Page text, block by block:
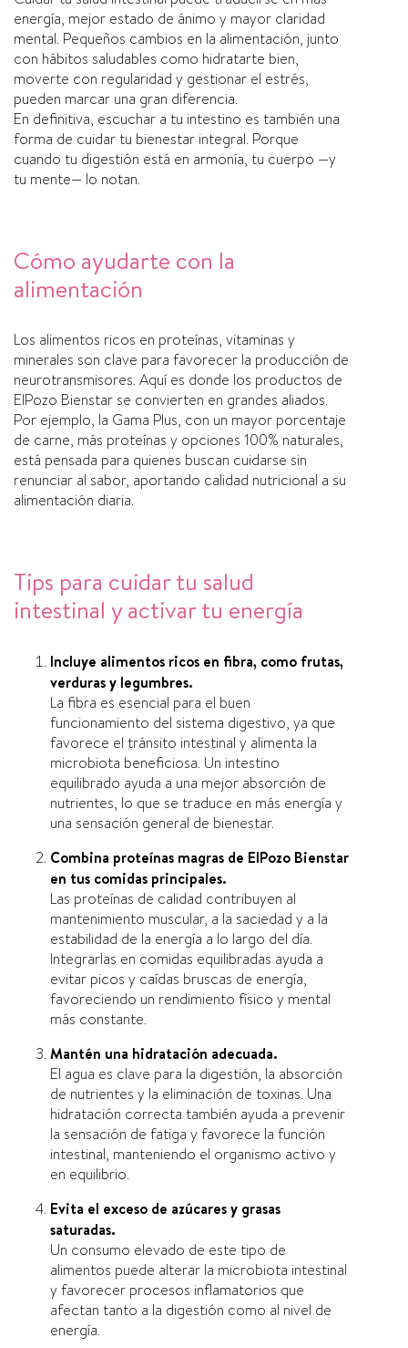
energía, mejor estado de ánimo y mayor claridad
mental. Pequeños cambios en la alimentación, junto
con hábitos saludables como hidratarte bien,
moverte con regularidad y gestionar el estrés,
pueden marcar una gran diferencia.
En definitiva, escuchar a tu intestino es también una
forma de cuidar tu bienestar integral. Porque
cuando tu digestión está en armonía, tu cuerpo —y
tu mente— lo notan.
Cómo ayudarte con la
alimentación
Los alimentos ricos en proteínas, vitaminas y
minerales son clave para favorecer la producción de
neurotransmisores. Aquí es donde los productos de
ElPozo Bienstar se convierten en grandes aliados.
Por ejemplo, la Gama Plus, con un mayor porcentaje
de carne, más proteínas y opciones 100% naturales,
está pensada para quienes buscan cuidarse sin
renunciar al sabor, aportando calidad nutricional a su
alimentación diaria.
Tips para cuidar tu salud
intestinal y activar tu energía
Incluye alimentos ricos en fibra, como frutas,
verduras y legumbres.
La fibra es esencial para el buen
funcionamiento del sistema digestivo, ya que
favorece el tránsito intestinal y alimenta la
microbiota beneficiosa. Un intestino
equilibrado ayuda a una mejor absorción de
nutrientes, lo que se traduce en más energía y
una sensación general de bienestar.
Combina proteínas magras de ElPozo Bienstar
en tus comidas principales.
Las proteínas de calidad contribuyen al
mantenimiento muscular, a la saciedad y a la
estabilidad de la energía a lo largo del día.
Integrarlas en comidas equilibradas ayuda a
evitar picos y caídas bruscas de energía,
favoreciendo un rendimiento físico y mental
más constante.
Mantén una hidratación adecuada.
El agua es clave para la digestión, la absorción
de nutrientes y la eliminación de toxinas. Una
hidratación correcta también ayuda a prevenir
la sensación de fatiga y favorece la función
intestinal, manteniendo el organismo activo y
en equilibrio.
Evita el exceso de azúcares y grasas
saturadas.
Un consumo elevado de este tipo de
alimentos puede alterar la microbiota intestinal
y favorecer procesos inflamatorios que
afectan tanto a la digestión como al nivel de
energía.